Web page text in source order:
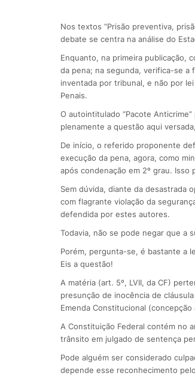
Nos textos “Prisão preventiva,
debate se centra na análise do
Enquanto, na primeira publicação,
da pena; na segunda, verifica-se a
inventada por tribunal, e não por
Penais.
O autointitulado “Pacote
plenamente a questão aqui
De início, o referido proponente
execução da pena, agora, como
após condenação em 2º grau.
Sem dúvida, diante da desastrada
com flagrante violação da
defendida por estes autores.
Todavia, não se pode negar que a
Porém, pergunta-se, é bastante a
Eis a questão!
A matéria (art. 5º, LVII, da CF)
presunção de inocência de
Emenda Constitucional
A Constituição Federal contém no
trânsito em julgado de sentença
Pode alguém ser considerado
depende esse reconhecimento